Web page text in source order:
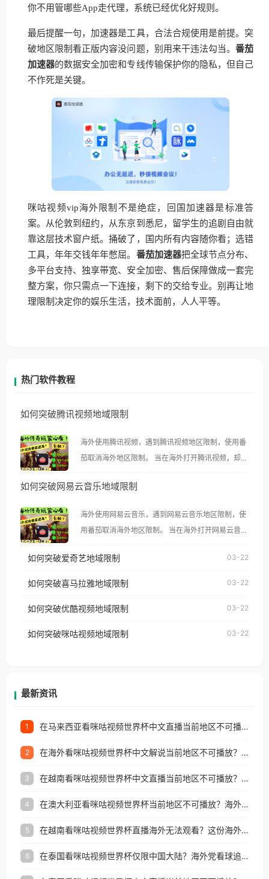
你不用管哪些App走代理，系统已经优化好规则。
最后提醒一句，加速器是工具，合法合规使用是前提。突
破地区限制看正版内容没问题，别用来干违法勾当。 番茄
加速器的数据安全加密和专线传输保护你的隐私，但自己
不作死是关键。
咪咕视频vip海外限制不是绝症，回国加速器是标准答
案。从伦敦到纽约，从东京到悉尼，留学生的追剧自由就
靠这层技术窗户纸。捅破了，国内所有内容随你看；选错
工具，年年交钱年年憋屈。 番茄加速器把全球节点分布、
多平台支持、独享带宽、安全加密、售后保障做成一套完
整方案，你只需点一下连接，剩下的交给专业。别再让地
理限制决定你的娱乐生活，技术面前，人人平等。
热门软件教程
如何突破腾讯视频地域限制
海外使用腾讯视频，遇到腾讯视频地区限制，使用番
茄取消海外地区限制。 当在海外打开腾讯视频，却突
示语。 海外用户如香港、澳门、台湾、美国、加拿
像其他音乐平台一样，出现地区及版权限制问题，且
仅能在中国大陆地区播放。 遇到这个问题的朋友们，
台湾、美国、加拿大、澳大利亚、欧洲等国家和地区
权限制所困扰。
如何突破网易云音乐地域限制
海外使用网易云音乐，遇到网易云音乐地区限制，使
用番茄取消海外地区限制。 当在海外打开网易云音
播放”的提示语。 海外用户如香港、澳门、台湾、美
制问题，且仅能在中国大陆地区播放。 遇到这个问题
户收听网易云音乐地区版权限制」的问题，无论人在
如何突破爱奇艺地域限制 03-22
如何突破喜马拉雅地域限制 03-22
如何突破优酷视频地域限制 03-22
如何突破咪咕视频地域限制 03-22
最新资讯
1 在马来西亚看咪咕视频世界杯中文直播当前地区不可播放？这篇指南帮你搞定海外看球难题
2 在海外看咪咕视频世界杯中文解说当前地区不可播放？这篇指南帮你解决所有问题
3 在越南看咪咕视频世界杯中文直播当前地区不可播放？这篇指南帮你解决所有海外观赛难题
4 在澳大利亚看咪咕视频世界杯当前地区不可播放？海外党体育观赛终极指南
5 在越南看咪咕视频世界杯直播海外无法观看？这份海外观赛终极指南帮你搞定
6 在泰国看咪咕视频世界杯仅限中国大陆？海外党看球追剧的终极破局指南